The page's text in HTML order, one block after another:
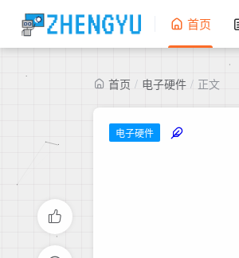
首页
首页 / 电子硬件 / 正文
电子硬件